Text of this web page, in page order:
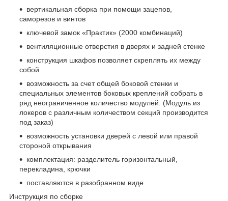
вертикальная сборка при помощи зацепов,
саморезов и винтов
ключевой замок «Практик» (2000 комбинаций)
вентиляционные отверстия в дверях и задней стенке
конструкция шкафов позволяет скреплять их между
собой
возможность за счет общей боковой стенки и
специальных элементов боковых креплений собрать в
ряд неограниченное количество модулей. (Модуль из
локеров с различным количеством секций производится
под заказ)
возможность установки дверей с левой или правой
стороной открывания
комплектация: разделитель горизонтальный,
перекладина, крючки
поставляются в разобранном виде
Инструкция по сборке